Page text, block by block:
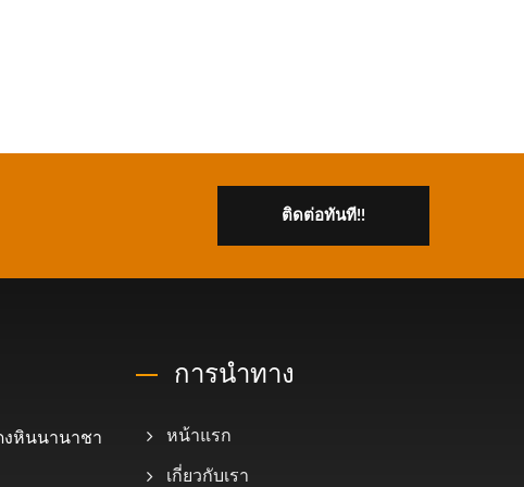
ติดต่อทันที!!
งหินนานาชา
การนำทาง
หน้าแรก
เกี่ยวกับเรา